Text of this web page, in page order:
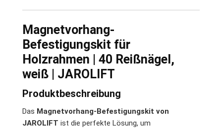
Magnetvorhang-
Befestigungskit für
Holzrahmen | 40 Reißnägel,
weiß | JAROLIFT
Produktbeschreibung
Das Magnetvorhang-Befestigungskit von
JAROLIFT ist die perfekte Lösung, um